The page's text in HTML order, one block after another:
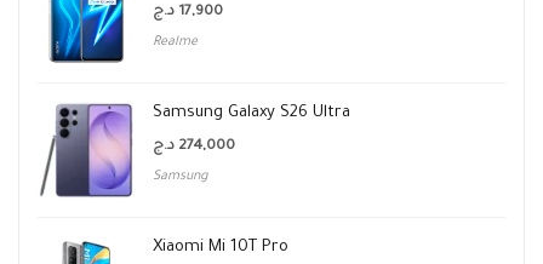
17,900 د.ج
Realme
Samsung Galaxy S26 Ultra
274,000 د.ج
Samsung
Xiaomi Mi 10T Pro